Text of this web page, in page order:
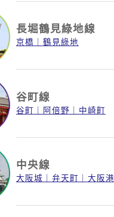
長堀鶴見綠地線
京橋 鶴見綠地
谷町線
谷町 阿倍野 中崎町
中央線
大阪城 弁天町 大阪港